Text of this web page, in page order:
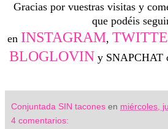
Gracias por vuestras visitas y
que podéis
en INSTAGRAM,
BLOGLOVIN y SNAPCHAT
Conjuntada SIN tacones en miércoles,
4 comentarios: